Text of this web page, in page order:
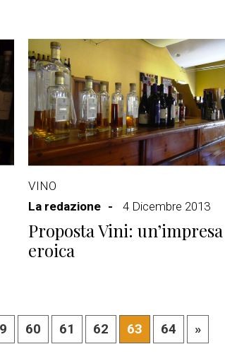
VINO
La redazione
4 Dicembre 2013
Proposta Vini: un’impresa
eroica
60 61 62 63 64 »